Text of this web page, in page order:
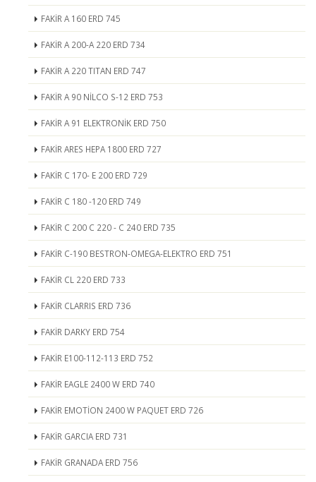
FAKİR A 160 ERD 745
FAKİR A 200-A 220 ERD 734
FAKİR A 220 TITAN ERD 747
FAKİR A 90 NİLCO S-12 ERD 753
FAKİR A 91 ELEKTRONİK ERD 750
FAKİR ARES HEPA 1800 ERD 727
FAKİR C 170- E 200 ERD 729
FAKİR C 180 -120 ERD 749
FAKİR C 200 C 220 - C 240 ERD 735
FAKİR C-190 BESTRON-OMEGA-ELEKTRO ERD 751
FAKİR CL 220 ERD 733
FAKİR CLARRIS ERD 736
FAKİR DARKY ERD 754
FAKİR E100-112-113 ERD 752
FAKİR EAGLE 2400 W ERD 740
FAKİR EMOTİON 2400 W PAQUET ERD 726
FAKİR GARCIA ERD 731
FAKİR GRANADA ERD 756